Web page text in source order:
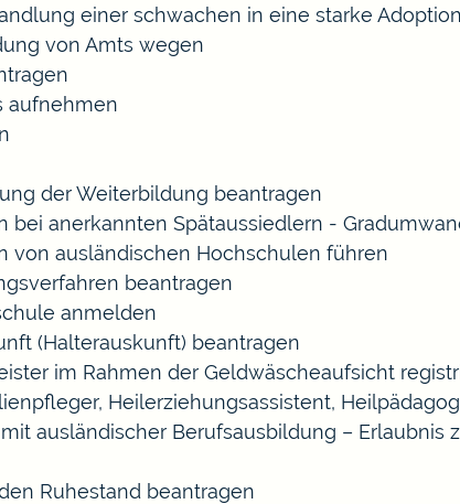
einer schwachen in eine starke
von Amts wegen
aufnehmen
der Weiterbildung beantragen
bei anerkannten Spätaussiedlern -
von ausländischen Hochschulen führen
beantragen
anmelden
(Halterauskunft) beantragen
im Rahmen der Geldwäscheaufsicht
Heilerziehungsassistent,
ausländischer Berufsausbildung – Erlaubnis
Ruhestand beantragen